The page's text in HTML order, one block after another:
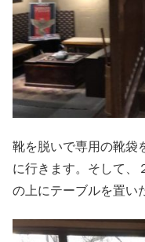
靴を脱いで専用の靴袋
に行きます。そして、
の上にテーブルを置い